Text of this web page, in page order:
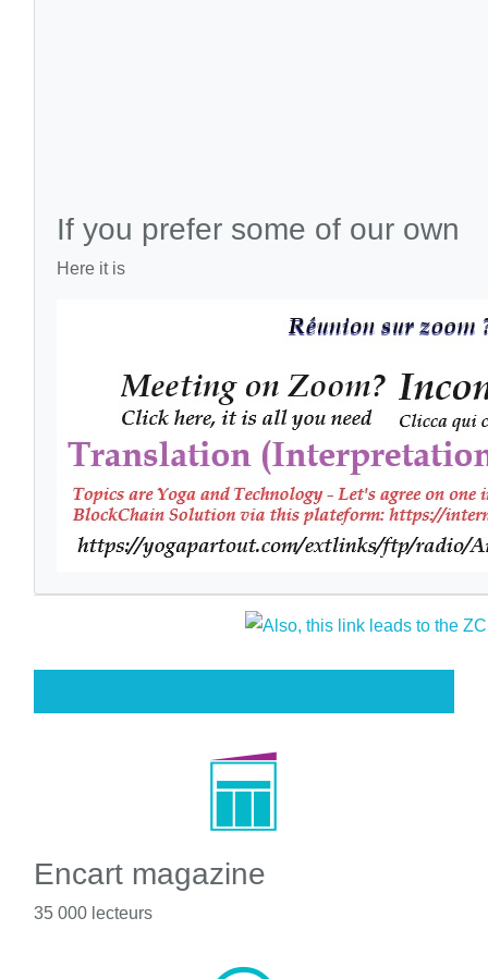
If you prefer some of our own
Here it is
Encart magazine
35 000 lecteurs